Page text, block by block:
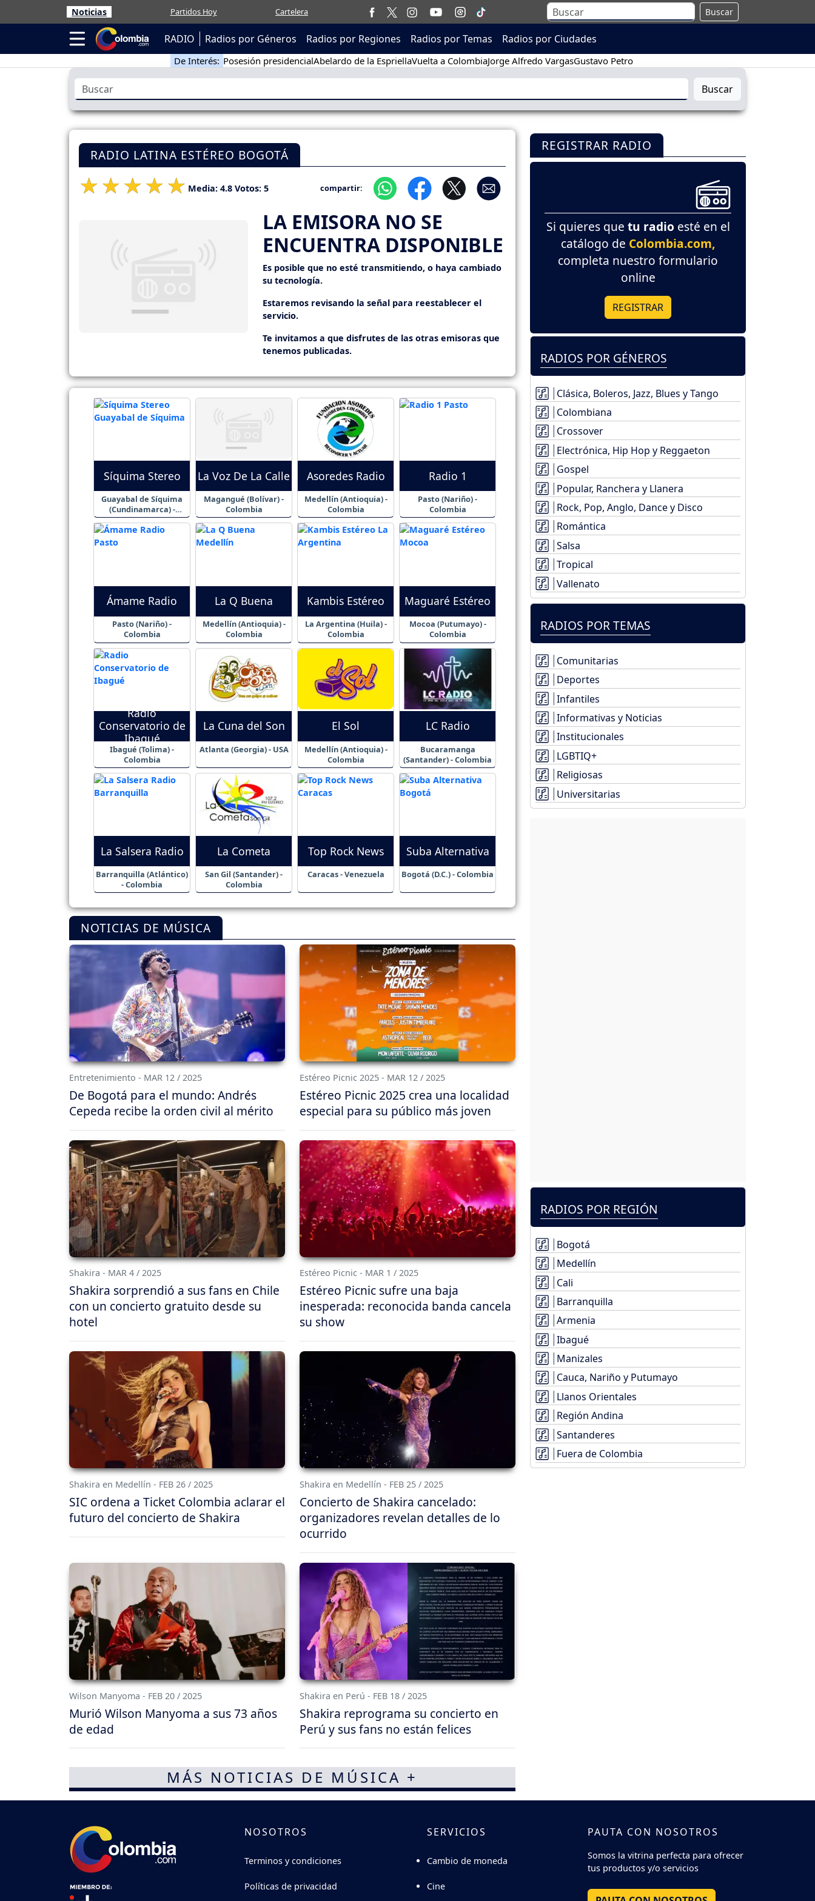
Noticias Partidos Hoy Cartelera Buscar
RADIO Radios por Géneros Radios por Regiones Radios por Temas Radios por Ciudades
De Interés: Posesión presidencialAbelardo de la EspriellaVuelta a ColombiaJorge Alfredo VargasGustavo Petro
Buscar
RADIO LATINA ESTÉREO BOGOTÁ
Media: 4.8 Votos: 5 compartir:
LA EMISORA NO SE
ENCUENTRA DISPONIBLE
Es posible que no esté transmitiendo, o haya cambiado
su tecnología.
Estaremos revisando la señal para reestablecer el
servicio.
Te invitamos a que disfrutes de las otras emisoras que
tenemos publicadas.
Síquima Stereo
Guayabal de Síquima
(Cundinamarca) -
Colombia
La Voz De La Calle
Magangué (Bolívar) -
Colombia
Asoredes Radio
Medellín (Antioquia) -
Colombia
Radio 1
Pasto (Nariño) -
Colombia
Ámame Radio
Pasto (Nariño) -
Colombia
La Q Buena
Medellín (Antioquia) -
Colombia
Kambis Estéreo
La Argentina (Huila) -
Colombia
Maguaré Estéreo
Mocoa (Putumayo) -
Colombia
Radio
Conservatorio de
Ibagué
Ibagué (Tolima) -
Colombia
La Cuna del Son
Atlanta (Georgia) - USA
El Sol
Medellín (Antioquia) -
Colombia
LC Radio
Bucaramanga
(Santander) - Colombia
La Salsera Radio
Barranquilla (Atlántico)
- Colombia
La Cometa
San Gil (Santander) -
Colombia
Top Rock News
Caracas - Venezuela
Suba Alternativa
Bogotá (D.C.) - Colombia
NOTICIAS DE MÚSICA
Entretenimiento - MAR 12 / 2025
De Bogotá para el mundo: Andrés
Cepeda recibe la orden civil al mérito
Estéreo Picnic 2025 - MAR 12 / 2025
Estéreo Picnic 2025 crea una localidad
especial para su público más joven
Shakira - MAR 4 / 2025
Shakira sorprendió a sus fans en Chile
con un concierto gratuito desde su
hotel
Estéreo Picnic - MAR 1 / 2025
Estéreo Picnic sufre una baja
inesperada: reconocida banda cancela
su show
Shakira en Medellín - FEB 26 / 2025
SIC ordena a Ticket Colombia aclarar el
futuro del concierto de Shakira
Shakira en Medellín - FEB 25 / 2025
Concierto de Shakira cancelado:
organizadores revelan detalles de lo
ocurrido
Wilson Manyoma - FEB 20 / 2025
Murió Wilson Manyoma a sus 73 años
de edad
Shakira en Perú - FEB 18 / 2025
Shakira reprograma su concierto en
Perú y sus fans no están felices
MÁS NOTICIAS DE MÚSICA +
REGISTRAR RADIO
Si quieres que tu radio esté en el
catálogo de Colombia.com,
completa nuestro formulario
online
REGISTRAR
RADIOS POR GÉNEROS
Clásica, Boleros, Jazz, Blues y Tango
Colombiana
Crossover
Electrónica, Hip Hop y Reggaeton
Gospel
Popular, Ranchera y Llanera
Rock, Pop, Anglo, Dance y Disco
Romántica
Salsa
Tropical
Vallenato
RADIOS POR TEMAS
Comunitarias
Deportes
Infantiles
Informativas y Noticias
Institucionales
LGBTIQ+
Religiosas
Universitarias
RADIOS POR REGIÓN
Bogotá
Medellín
Cali
Barranquilla
Armenia
Ibagué
Manizales
Cauca, Nariño y Putumayo
Llanos Orientales
Región Andina
Santanderes
Fuera de Colombia
NOSOTROS
Terminos y condiciones
Políticas de privacidad
SERVICIOS
Cambio de moneda
Cine
PAUTA CON NOSOTROS
Somos la vitrina perfecta para ofrecer
tus productos y/o servicios